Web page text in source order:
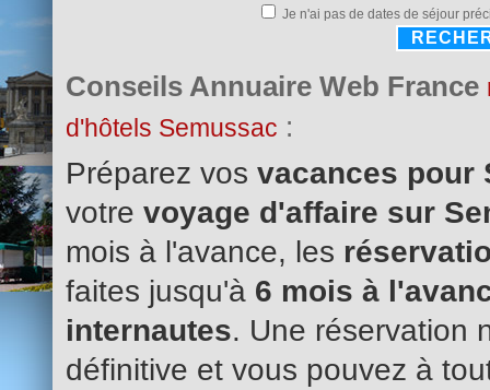
Je n'ai pas de dates de séjour
Conseils Annuaire Web France
d'hôtels Semussac :
Préparez vos vacances pour
votre voyage d'affaire sur
mois à l'avance, les
faites jusqu'à 6 mois à
internautes. Une réservation
définitive et vous pouvez à